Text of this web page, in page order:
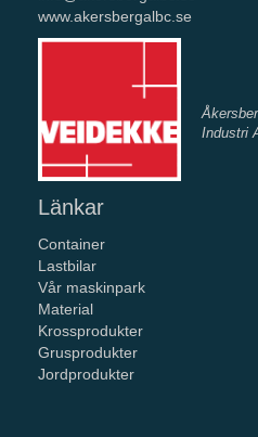
www.akersbergalbc.se
Industri
Länkar
Container
Lastbilar
Vår maskinpark
Material
Krossprodukter
Grusprodukter
Jordprodukter